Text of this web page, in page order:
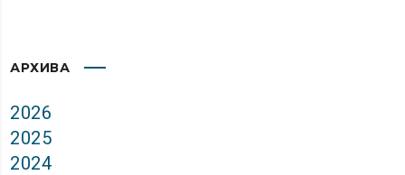
АРХИВА
2026
2025
2024